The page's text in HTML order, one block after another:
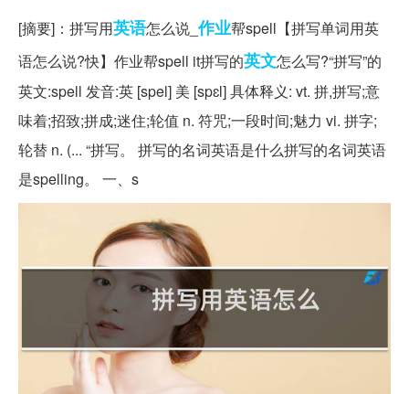
[摘要]：拼写用英语怎么说_作业帮spell【拼写单词用英
语怎么说?快】作业帮spell it拼写的英文怎么写?“拼写”的
英文:spell 发音:英 [spel] 美 [spɛl] 具体释义: vt. 拼,拼写;意
味着;招致;拼成;迷住;轮值 n. 符咒;一段时间;魅力 vi. 拼字;
轮替 n. (... “拼写。 拼写的名词英语是什么拼写的名词英语
是spelling。 一、s